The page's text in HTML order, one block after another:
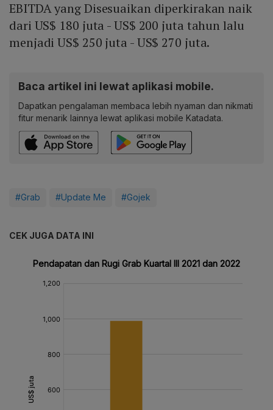
EBITDA yang Disesuaikan diperkirakan naik
dari US$ 180 juta - US$ 200 juta tahun lalu
menjadi US$ 250 juta - US$ 270 juta.
Baca artikel ini lewat aplikasi mobile.
Dapatkan pengalaman membaca lebih nyaman dan nikmati
fitur menarik lainnya lewat aplikasi mobile Katadata.
#Grab #Update Me #Gojek
CEK JUGA DATA INI